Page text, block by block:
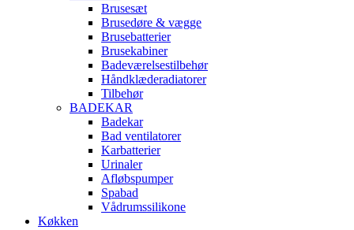
Brusesæt
Brusedøre & vægge
Brusebatterier
Brusekabiner
Badeværelsestilbehør
Håndklæderadiatorer
Tilbehør
BADEKAR
Badekar
Bad ventilatorer
Karbatterier
Urinaler
Afløbspumper
Spabad
Vådrumssilikone
Køkken